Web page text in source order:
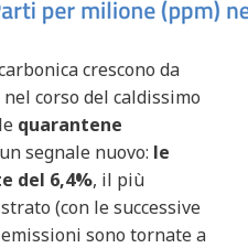
crescono da
corso del caldissimo
quarantene
segnale nuovo: le
del 6,4%, il più
(con le successive
sono tornate a